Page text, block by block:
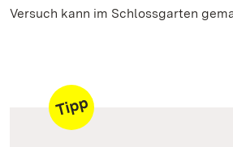
Versuch kann im Schlossgarten